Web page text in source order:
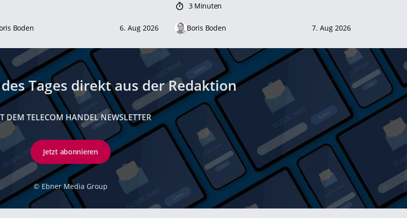
Boden 6. Aug 2026
3 Minuten
Boris Boden 7. Aug 2026
Tages direkt aus der Redaktion
DEM TELECOM HANDEL NEWSLETTER
Jetzt abonnieren
© Ebner Media Group